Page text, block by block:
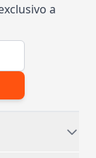
a